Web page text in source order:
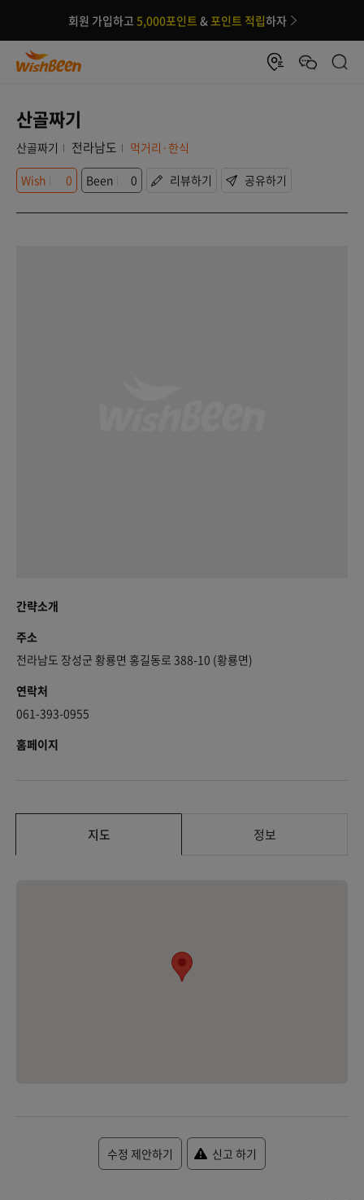
회원 가입하고 5,000포인트 &포인트 적립하자
산골짜기
산골짜기 전라남도
먹거리·한식
Wish
0 Been 0 리뷰하기 공유하기
간략소개
주소
전라남도 장성군 황룡면 홍길동로 388-10 (황룡면)
연락처
061-393-0955
홈페이지
지도 정보
수정 제안하기 신고 하기